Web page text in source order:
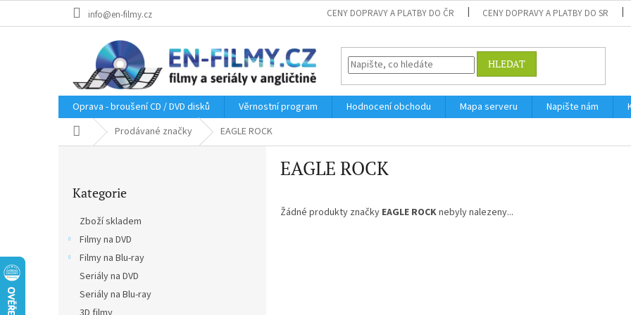
info@en-filmy.cz CENY DOPRAVY A PLATBY DO ČR CENY DOPRAVY A PLATBY DO SR
HLEDAT
Oprava - broušení CD / DVD disků Věrnostní program Hodnocení obchodu Mapa serveru Napište nám
Domů Prodávané značky EAGLE ROCK
kategorie
Kategorie
Zboží skladem
Filmy na DVD
Filmy na Blu-ray
Seriály na DVD
Seriály na Blu-ray
EAGLE ROCK
Žádné produkty značky EAGLE ROCKnebyly nalezeny...